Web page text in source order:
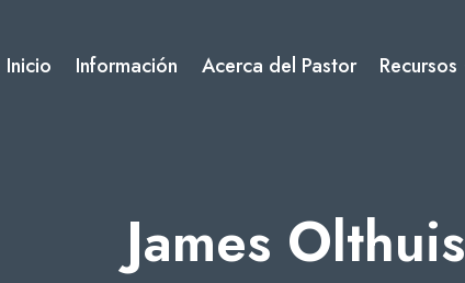
Inicio Información Acerca del Pastor Recursos
James Olthuis